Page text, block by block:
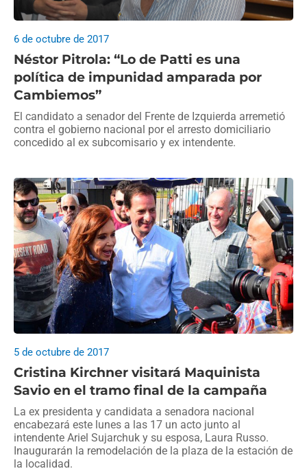
Néstor Pitrola: “Lo de Patti es una
política de impunidad amparada por
Cambiemos”
6 de octubre de 2017
El candidato a senador del Frente de Izquierda arremetió
contra el gobierno nacional por el arresto domiciliario
concedido al ex subcomisario y ex intendente.
Cristina Kirchner visitará Maquinista
Savio en el tramo final de la campaña
5 de octubre de 2017
La ex presidenta y candidata a senadora nacional
encabezará este lunes a las 17 un acto junto al
intendente Ariel Sujarchuk y su esposa, Laura Russo.
Inaugurarán la remodelación de la plaza de la estación de
la localidad.